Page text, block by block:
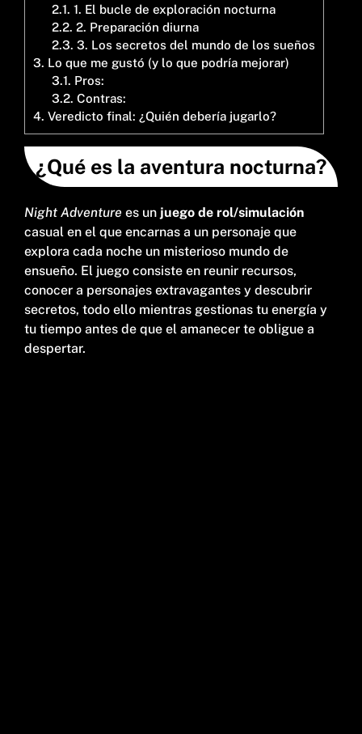
2.1. 1. El bucle de exploración nocturna
2.2. 2. Preparación diurna
2.3. 3. Los secretos del mundo de los sueños
3. Lo que me gustó (y lo que podría mejorar)
3.1. Pros:
3.2. Contras:
4. Veredicto final: ¿Quién debería jugarlo?
¿Qué es la aventura nocturna?
Night Adventure es un juego de rol/simulación
casual en el que encarnas a un personaje que
explora cada noche un misterioso mundo de
ensueño. El juego consiste en reunir recursos,
conocer a personajes extravagantes y descubrir
secretos, todo ello mientras gestionas tu energía y
tu tiempo antes de que el amanecer te obligue a
despertar.